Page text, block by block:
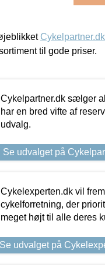
Cykelpartner.dk
til gode priser.
Cykelpartner.dk sælger
har en bred vifte af
udvalg.
Se udvalget på
Cykelexperten.dk vil
cykelforretning, der
meget højt til alle deres
Se udvalget på